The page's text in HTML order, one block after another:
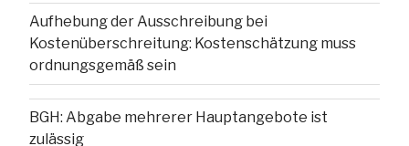
Aufhebung der Ausschreibung bei
Kostenüberschreitung: Kostenschätzung muss
ordnungsgemäß sein
BGH: Abgabe mehrerer Hauptangebote ist
zulässig